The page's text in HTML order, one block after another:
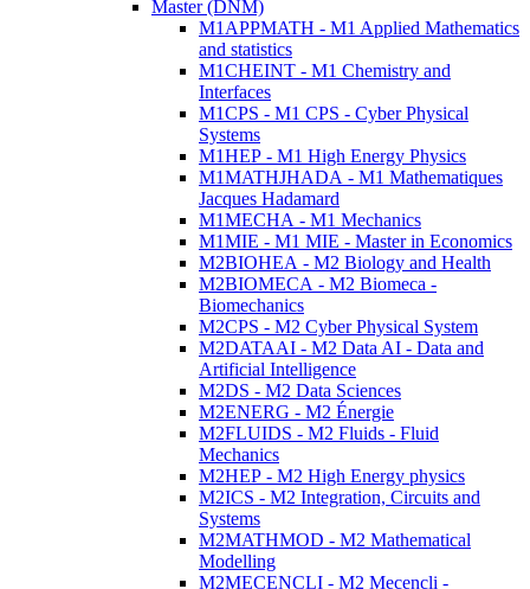
Master (DNM)
M1APPMATH - M1 Applied Mathematics
and statistics
M1CHEINT - M1 Chemistry and
Interfaces
M1CPS - M1 CPS - Cyber Physical
Systems
M1HEP - M1 High Energy Physics
M1MATHJHADA - M1 Mathematiques
Jacques Hadamard
M1MECHA - M1 Mechanics
M1MIE - M1 MIE - Master in Economics
M2BIOHEA - M2 Biology and Health
M2BIOMECA - M2 Biomeca -
Biomechanics
M2CPS - M2 Cyber Physical System
M2DATAAI - M2 Data AI - Data and
Artificial Intelligence
M2DS - M2 Data Sciences
M2ENERG - M2 Énergie
M2FLUIDS - M2 Fluids - Fluid
Mechanics
M2HEP - M2 High Energy physics
M2ICS - M2 Integration, Circuits and
Systems
M2MATHMOD - M2 Mathematical
Modelling
M2MECENCLI - M2 Mecencli -